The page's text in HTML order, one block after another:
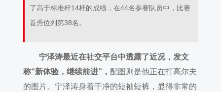
了高于标准杆14杆的成绩，在44名参赛队员中，比赛
首秀位列第38名。
宁泽涛最近在社交平台中透露了近况，发文
称“新体验，继续前进”， 配图则是他正在打高尔夫
的图片。宁泽涛身着干净的短袖短裤，显得非常的